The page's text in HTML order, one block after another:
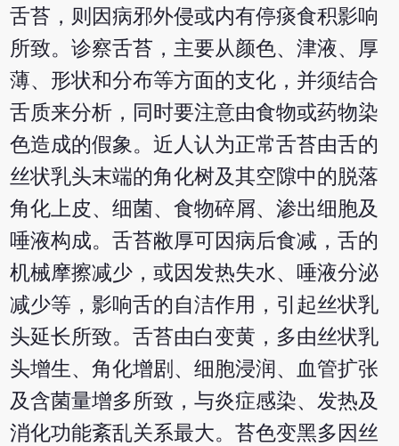
舌苔，则因病邪外侵或内有停痰食积影响
所致。诊察舌苔，主要从颜色、津液、厚
薄、形状和分布等方面的支化，并须结合
舌质来分析，同时要注意由食物或药物染
色造成的假象。近人认为正常舌苔由舌的
丝状乳头末端的角化树及其空隙中的脱落
角化上皮、细菌、食物碎屑、渗出细胞及
唾液构成。舌苔敝厚可因病后食减，舌的
机械摩擦减少，或因发热失水、唾液分泌
减少等，影响舌的自洁作用，引起丝状乳
头延长所致。舌苔由白变黄，多由丝状乳
头增生、角化增剧、细胞浸润、血管扩张
及含菌量增多所致，与炎症感染、发热及
消化功能紊乱关系最大。苔色变黑多因丝